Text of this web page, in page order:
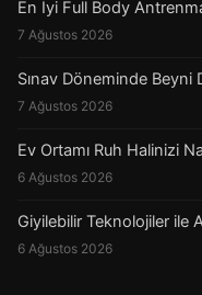
En İyi Full Body
7 Ağustos 2026
Sınav Döneminde
7 Ağustos 2026
Ev Ortamı Ruh Halinizi
6 Ağustos 2026
Giyilebilir Teknolojiler ile
6 Ağustos 2026